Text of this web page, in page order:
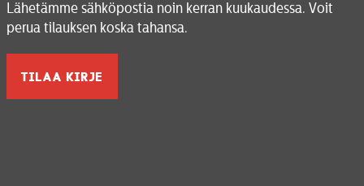
Lähetämme sähköpostia noin kerran kuukaudessa. Voit
perua tilauksen koska tahansa.